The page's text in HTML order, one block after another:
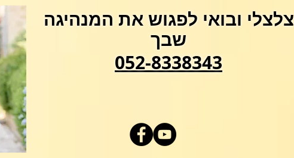
צלצלי ובואי לפגוש את המנהיגה
שבך
052-8338343